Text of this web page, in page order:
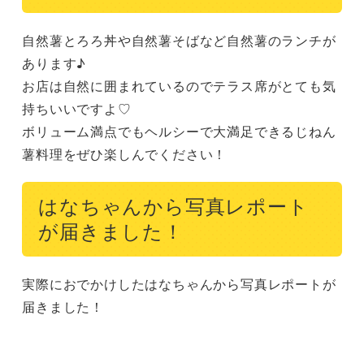
自然薯とろろ丼や自然薯そばなど自然薯のランチが
あります♪
お店は自然に囲まれているのでテラス席がとても気
持ちいいですよ♡
ボリューム満点でもヘルシーで大満足できるじねん
薯料理をぜひ楽しんでください！
はなちゃんから写真レポート
が届きました！
実際におでかけしたはなちゃんから写真レポートが
届きました！